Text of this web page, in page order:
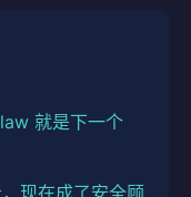
就是下一个
现在成了安全顾